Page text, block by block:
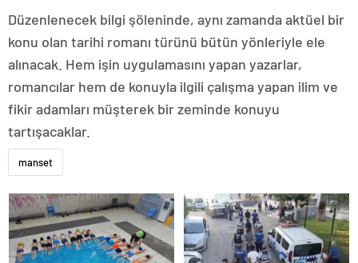
Düzenlenecek bilgi şöleninde, aynı zamanda aktüel bir
konu olan tarihi romanı türünü bütün yönleriyle ele
alınacak. Hem işin uygulamasını yapan yazarlar,
romancılar hem de konuyla ilgili çalışma yapan ilim ve
fikir adamları müşterek bir zeminde konuyu
tartışacaklar.
manset